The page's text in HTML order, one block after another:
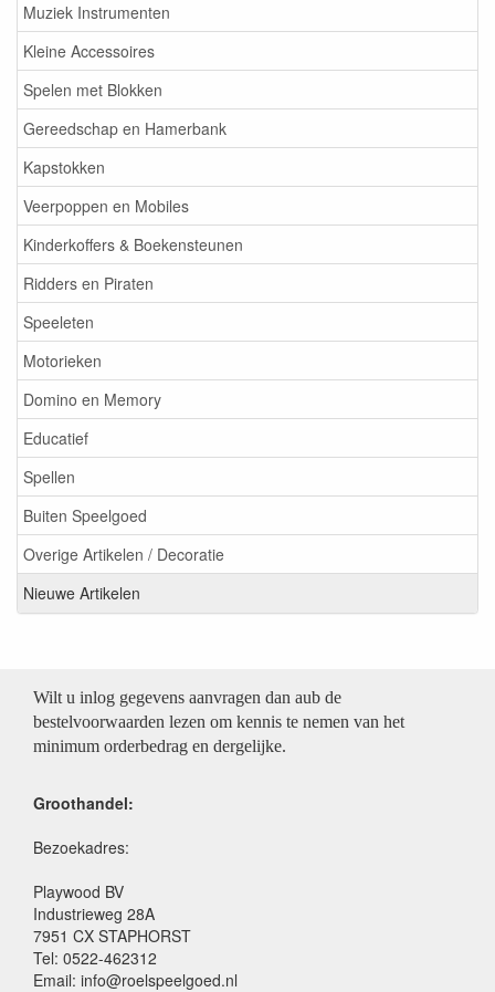
Muziek Instrumenten
Kleine Accessoires
Spelen met Blokken
Gereedschap en Hamerbank
Kapstokken
Veerpoppen en Mobiles
Kinderkoffers & Boekensteunen
Ridders en Piraten
Speeleten
Motorieken
Domino en Memory
Educatief
Spellen
Buiten Speelgoed
Overige Artikelen / Decoratie
Nieuwe Artikelen
Wilt u inlog gegevens aanvragen dan aub de
bestelvoorwaarden lezen om kennis te nemen van het
minimum orderbedrag en dergelijke.
Groothandel:
Bezoekadres:
Playwood BV
Industrieweg 28A
7951 CX STAPHORST
Tel: 0522-462312
Email: info@roelspeelgoed.nl